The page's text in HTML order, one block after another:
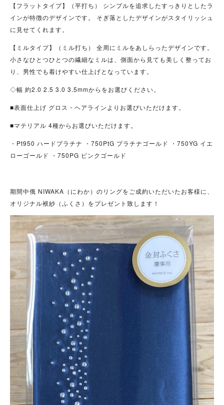
【フラットタイプ】（平打ち） シンプルを追求したすっきりとしたラ
インが特徴のデザインです。 そぎ落としたデザインがスタイリッシュ
に見せてくれます。
【ミルタイプ】（ミル打ち） 全周にミルをあしらったデザインです。
小さなひとつひとつの繊細なミルは、側面から見ても美しく整ってお
り、男性でも着けやすい仕上げとなっています。
◇幅 約2.0 2.5 3.0 3.5mmからをお選びください。
■表面仕上げ グロス・ヘアラインよりお選びいただけます。
■マテリアル 4種からお選びいただけます。
・Pt950 ハードプラチナ ・750PtG プラチナゴールド ・750YG イエ
ローゴールド ・750PG ピンクゴールド
期間中俄 NIWAKA（にわか）のリングをご成約いただいたお客様に、
オリジナル袱紗（ふくさ）をプレゼント致します！